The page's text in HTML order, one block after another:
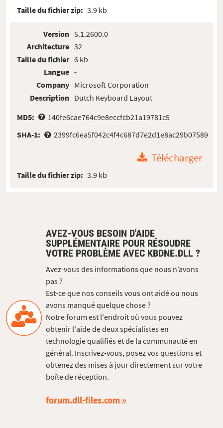
Taille du fichier zip: 3.9 kb
Version
Architecture
Taille du fichier
Langue
Company
Description
5.1.2600.0
32
6 kb
-
Microsoft Corporation
Dutch Keyboard Layout
MD5:
140fe6cae764c9e8eccfcb21a19781c5
SHA-1:
2399fc6ea5f042c4f4c687d7e2d1e8ac29b07589
Télécharger
Taille du fichier zip: 3.9 kb
AVEZ-VOUS BESOIN D'AIDE
SUPPLÉMENTAIRE POUR RÉSOUDRE
VOTRE PROBLÈME AVEC KBDNE.DLL ?
Avez-vous des informations que nous n’avons
pas ?
Est-ce que nos conseils vous ont aidé ou nous
avons manqué quelque chose ?
Notre forum est l'endroit où vous pouvez
obtenir l'aide de deux spécialistes en
technologie qualifiés et de la communauté en
général. Inscrivez-vous, posez vos questions et
obtenez des mises à jour directement sur votre
boîte de réception.
forum.dll-files.com